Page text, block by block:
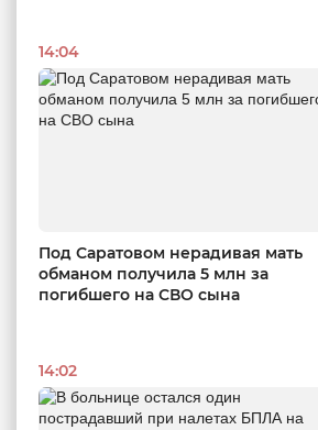
14:04
Под Саратовом нерадивая мать
обманом получила 5 млн за
погибшего на СВО сына
14:02